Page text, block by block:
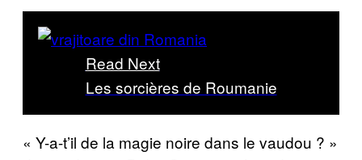
Read Next
Les sorcières de Roumanie
« Y-a-t’il de la magie noire dans le vaudou ? »